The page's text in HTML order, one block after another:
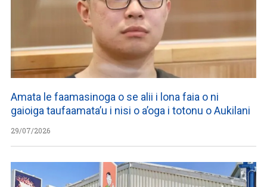
Amata le faamasinoga o se alii i lona faia o ni
gaioiga taufaamata’u i nisi o a’oga i totonu o Aukilani
29/07/2026